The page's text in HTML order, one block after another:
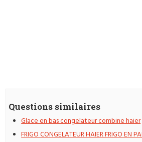
Questions similaires
Glace en bas congelateur combine haier
FRIGO CONGELATEUR HAIER FRIGO EN